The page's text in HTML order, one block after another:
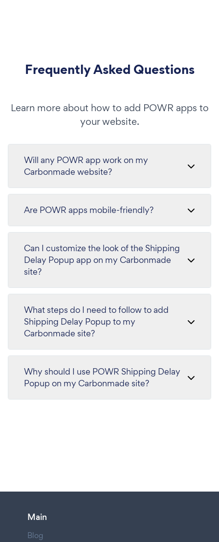
Frequently Asked Questions
Learn more about how to add POWR apps to
your website.
Will any POWR app work on my
Carbonmade website?
Are POWR apps mobile-friendly?
Can I customize the look of the Shipping
Delay Popup app on my Carbonmade
site?
What steps do I need to follow to add
Shipping Delay Popup to my
Carbonmade site?
Why should I use POWR Shipping Delay
Popup on my Carbonmade site?
Main
Blog